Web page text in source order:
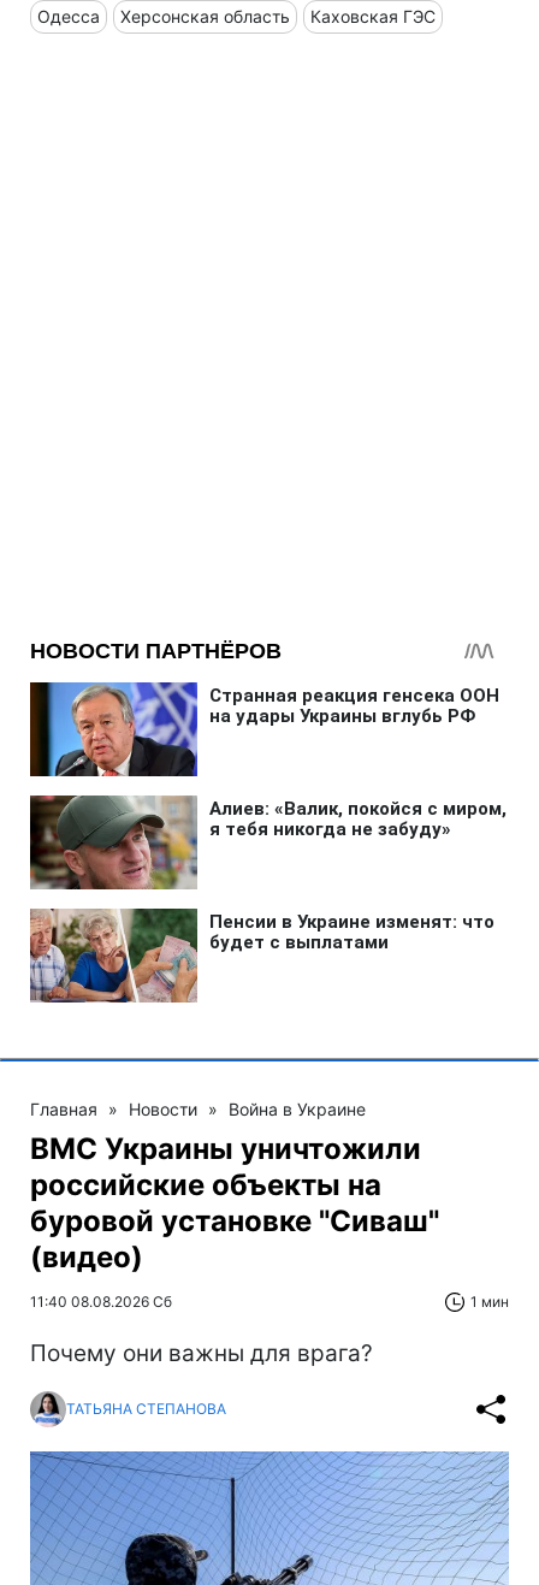
Одесса Херсонская область Каховская ГЭС
Главная » Новости » Война в Украине
ВМС Украины уничтожили
российские объекты на
буровой установке "Сиваш"
(видео)
11:40 08.08.2026 Сб 1 мин
Почему они важны для врага?
ТАТЬЯНА СТЕПАНОВА